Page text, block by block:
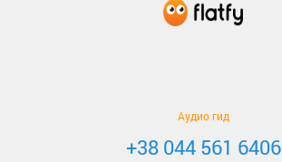
Аудио гид
+38 044 561 6406